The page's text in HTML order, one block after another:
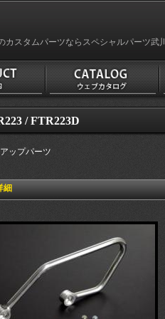
カスタムパーツならスペシャルパーツ武川
/ FTR223D
ップパーツ
細